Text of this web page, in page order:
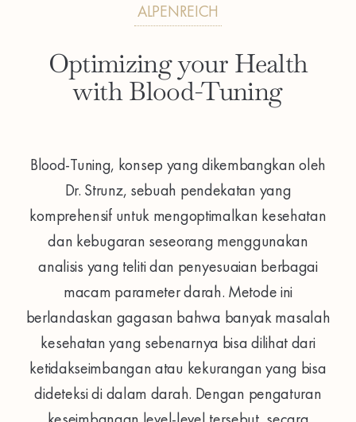
ALPENREICH
Optimizing your Health
with Blood-Tuning
Blood-Tuning, konsep yang dikembangkan oleh
Dr. Strunz, sebuah pendekatan yang
komprehensif untuk mengoptimalkan kesehatan
dan kebugaran seseorang menggunakan
analisis yang teliti dan penyesuaian berbagai
macam parameter darah. Metode ini
berlandaskan gagasan bahwa banyak masalah
kesehatan yang sebenarnya bisa dilihat dari
ketidakseimbangan atau kekurangan yang bisa
dideteksi di dalam darah. Dengan pengaturan